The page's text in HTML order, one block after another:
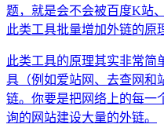
题，就是会不会被百度K站
此类工具批量增加外链的原
此类工具的原理其实非常简
具（例如爱站网、去查网和
链。你要是把网络上的每一
询的网站建设大量的外链。